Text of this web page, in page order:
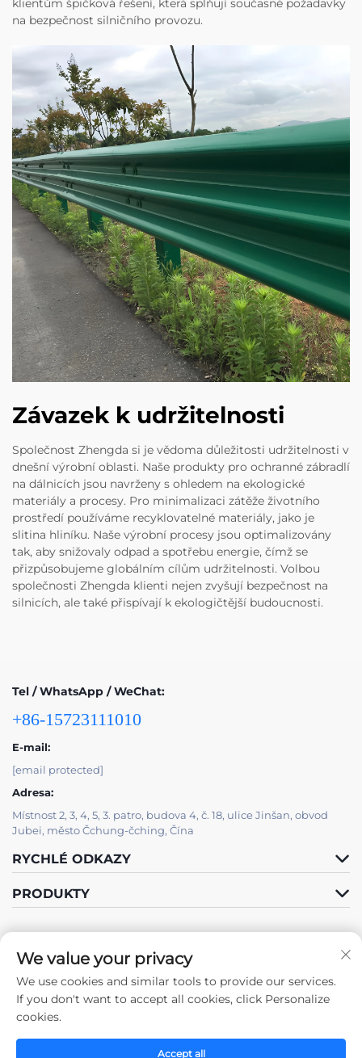
klientům špičková řešení, která splňují současné požadavky
na bezpečnost silničního provozu.
Závazek k udržitelnosti
Společnost Zhengda si je vědoma důležitosti udržitelnosti v
dnešní výrobní oblasti. Naše produkty pro ochranné zábradlí
na dálnicích jsou navrženy s ohledem na ekologické
materiály a procesy. Pro minimalizaci zátěže životního
prostředí používáme recyklovatelné materiály, jako je
slitina hliníku. Naše výrobní procesy jsou optimalizovány
tak, aby snižovaly odpad a spotřebu energie, čímž se
přizpůsobujeme globálním cílům udržitelnosti. Volbou
společnosti Zhengda klienti nejen zvyšují bezpečnost na
silnicích, ale také přispívají k ekologičtější budoucnosti.
Tel / WhatsApp / WeChat:
+86-15723111010
E-mail:
[email protected]
Adresa:
Místnost 2, 3, 4, 5, 3. patro, budova 4, č. 18, ulice Jinšan, obvod
Jubei, město Čchung-čching, Čína
RYCHLÉ ODKAZY
PRODUKTY
Sledujte nás
We value your privacy
We use cookies and similar tools to provide our services.
If you don't want to accept all cookies, click Personalize
cookies.
Accept all